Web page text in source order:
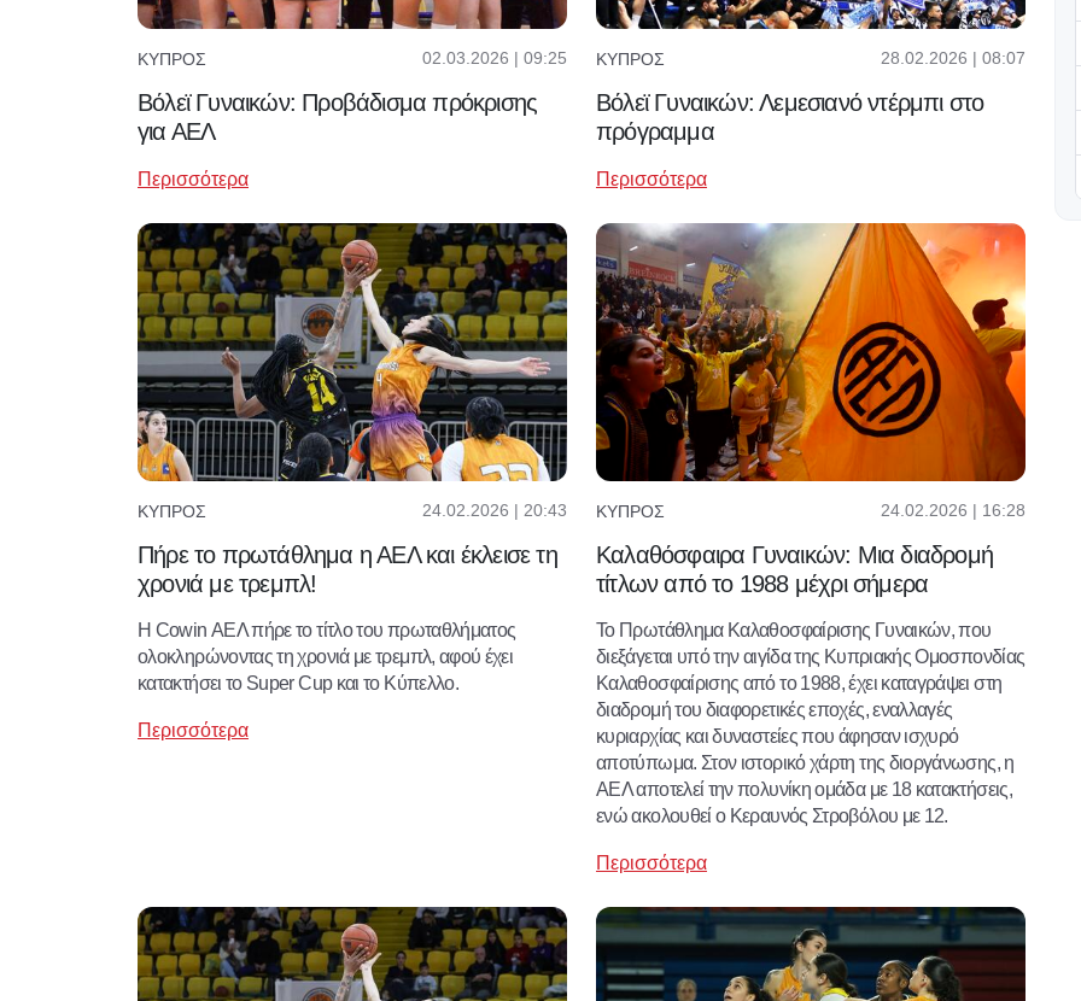
ΚΎΠΡΟΣ 02.03.2026 | 09:25
Βόλεϊ Γυναικών: Προβάδισμα πρόκρισης
για ΑΕΛ
Περισσότερα
ΚΎΠΡΟΣ 28.02.2026 | 08:07
Βόλεϊ Γυναικών: Λεμεσιανό ντέρμπι στο
πρόγραμμα
Περισσότερα
ΚΎΠΡΟΣ 24.02.2026 | 20:43
Πήρε το πρωτάθλημα η ΑΕΛ και έκλεισε τη
χρονιά με τρεμπλ!
Η Cowin ΑΕΛ πήρε το τίτλο του πρωταθλήματος
ολοκληρώνοντας τη χρονιά με τρεμπλ, αφού έχει
κατακτήσει το Super Cup και το Κύπελλο.
Περισσότερα
ΚΎΠΡΟΣ 24.02.2026 | 16:28
Καλαθόσφαιρα Γυναικών: Μια διαδρομή
τίτλων από το 1988 μέχρι σήμερα
Το Πρωτάθλημα Καλαθοσφαίρισης Γυναικών, που
διεξάγεται υπό την αιγίδα της Κυπριακής Ομοσπονδίας
Καλαθοσφαίρισης από το 1988, έχει καταγράψει στη
διαδρομή του διαφορετικές εποχές, εναλλαγές
κυριαρχίας και δυναστείες που άφησαν ισχυρό
αποτύπωμα. Στον ιστορικό χάρτη της διοργάνωσης, η
ΑΕΛ αποτελεί την πολυνίκη ομάδα με 18 κατακτήσεις,
ενώ ακολουθεί ο Κεραυνός Στροβόλου με 12.
Περισσότερα